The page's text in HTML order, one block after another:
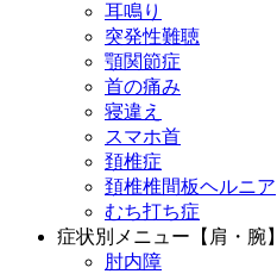
耳鳴り
突発性難聴
顎関節症
首の痛み
寝違え
スマホ首
頚椎症
頚椎椎間板ヘルニア
むち打ち症
症状別メニュー【肩・腕】
肘内障